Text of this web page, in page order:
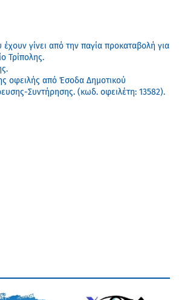
γίνει από την παγία προκαταβολή για
Τρίπολης.
οφειλής από Έσοδα Δημοτικού
Συντήρησης. (κωδ. οφειλέτη: 13582).